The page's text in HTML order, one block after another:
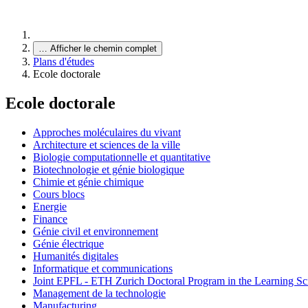
… Afficher le chemin complet
Plans d'études
Ecole doctorale
Ecole doctorale
Approches moléculaires du vivant
Architecture et sciences de la ville
Biologie computationnelle et quantitative
Biotechnologie et génie biologique
Chimie et génie chimique
Cours blocs
Energie
Finance
Génie civil et environnement
Génie électrique
Humanités digitales
Informatique et communications
Joint EPFL - ETH Zurich Doctoral Program in the Learning
Management de la technologie
Manufacturing